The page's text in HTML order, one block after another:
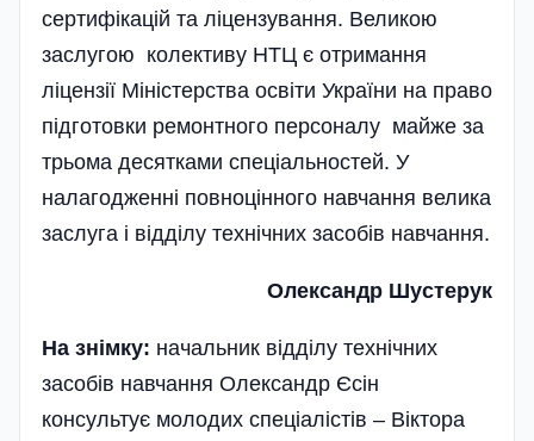
сертифікацій та ліцензування. Великою
заслугою колективу НТЦ є отримання
ліцензії Міністерства освіти України на право
підготовки ремонтного персоналу майже за
трьома десятками спеціальностей. У
налагодженні повноцінного навчання велика
заслуга і відділу технічних засобів навчання.
Олександр Шустерук
На знімку: начальник відділу технічних
засобів навчання Олександр Єсін
консультує молодих спеціалістів – Віктора